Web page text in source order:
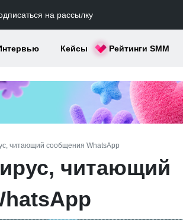
на рассылку
Кейсы Рейтинги SMM
читающий сообщения WhatsApp
читающий